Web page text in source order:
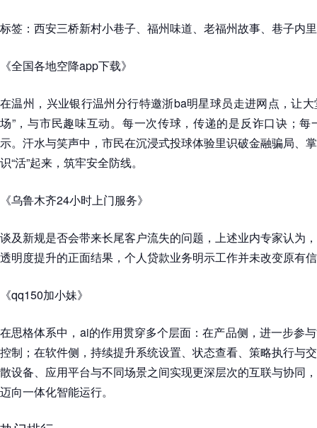
标签：西安三桥新村小巷子、福州味道、老福州故事、巷子内
《全国各地空降app下载》
在温州，兴业银行温州分行特邀浙ba明星球员走进网点，让大
场”，与市民趣味互动。每一次传球，传递的是反诈口诀；
示。汗水与笑声中，市民在沉浸式投球体验里识破金融骗局、
识“活”起来，筑牢安全防线。
《乌鲁木齐24小时上门服务》
谈及新规是否会带来长尾客户流失的问题，上述业内专家认为
透明度提升的正面结果，个人贷款业务明示工作并未改变原有
《qq150加小妹》
在思格体系中，ai的作用贯穿多个层面：在产品侧，进一步参
控制；在软件侧，持续提升系统设置、状态查看、策略执行与
散设备、应用平台与不同场景之间实现更深层次的互联与协同
迈向一体化智能运行。